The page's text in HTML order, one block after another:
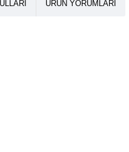
ÜRÜN YORUMLARI